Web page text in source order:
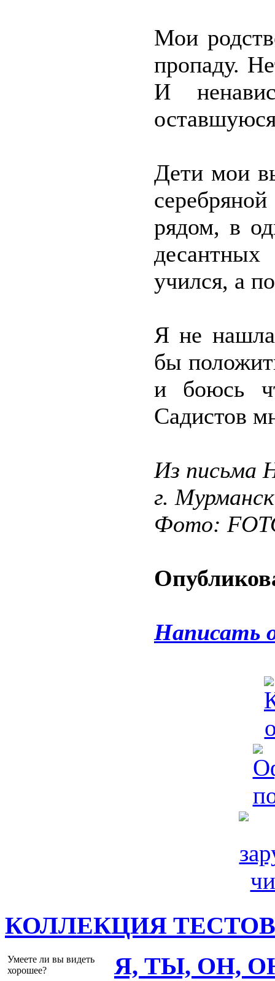
Мои
пропаду.
И
Дети мои
рядом, в
учился, а
Я не нашла
бы
и боюсь
Садистов
Из письма
г. Мурманск
Фото:
Написать
КОЛЛЕКЦИЯ ТЕСТОВ
Умеете ли вы видеть
хорошее?
Я, ТЫ, ОН,